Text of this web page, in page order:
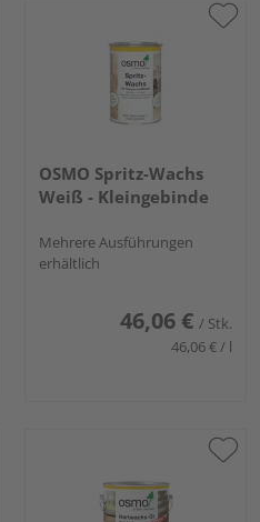
OSMO Spritz-Wachs
Weiß - Kleingebinde
Mehrere Ausführungen
erhältlich
46,06 € / Stk.
46,06 € / l